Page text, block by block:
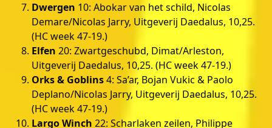
Dwergen 10: Abokar van het schild, Nicolas
Demare/Nicolas Jarry, Uitgeverij Daedalus, 10,25.
(HC week 47-19.)
Elfen 20: Zwartgeschubd, Dimat/Arleston,
Uitgeverij Daedalus, 10,25. (HC week 47-19.)
Orks & Goblins4: Sa’ar, Bojan Vukic & Paolo
Deplano/Nicolas Jarry, Uitgeverij Daedalus, 10,25.
(HC week 47-19.)
Largo Winch 22: Scharlaken zeilen, Philippe